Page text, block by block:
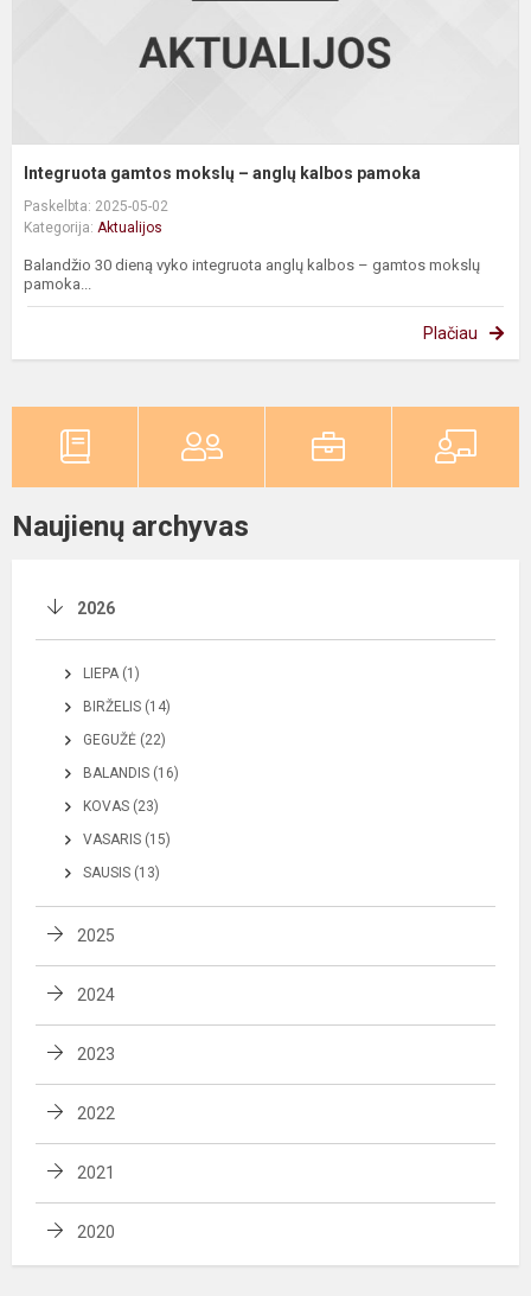
Integruota gamtos mokslų – anglų kalbos pamoka
Paskelbta: 2025-05-02
Kategorija: Aktualijos
Balandžio 30 dieną vyko integruota anglų kalbos – gamtos mokslų
pamoka...
Plačiau
Naujienų archyvas
2026
LIEPA (1)
BIRŽELIS (14)
GEGUŽĖ (22)
BALANDIS (16)
KOVAS (23)
VASARIS (15)
SAUSIS (13)
2025
2024
2023
2022
2021
2020